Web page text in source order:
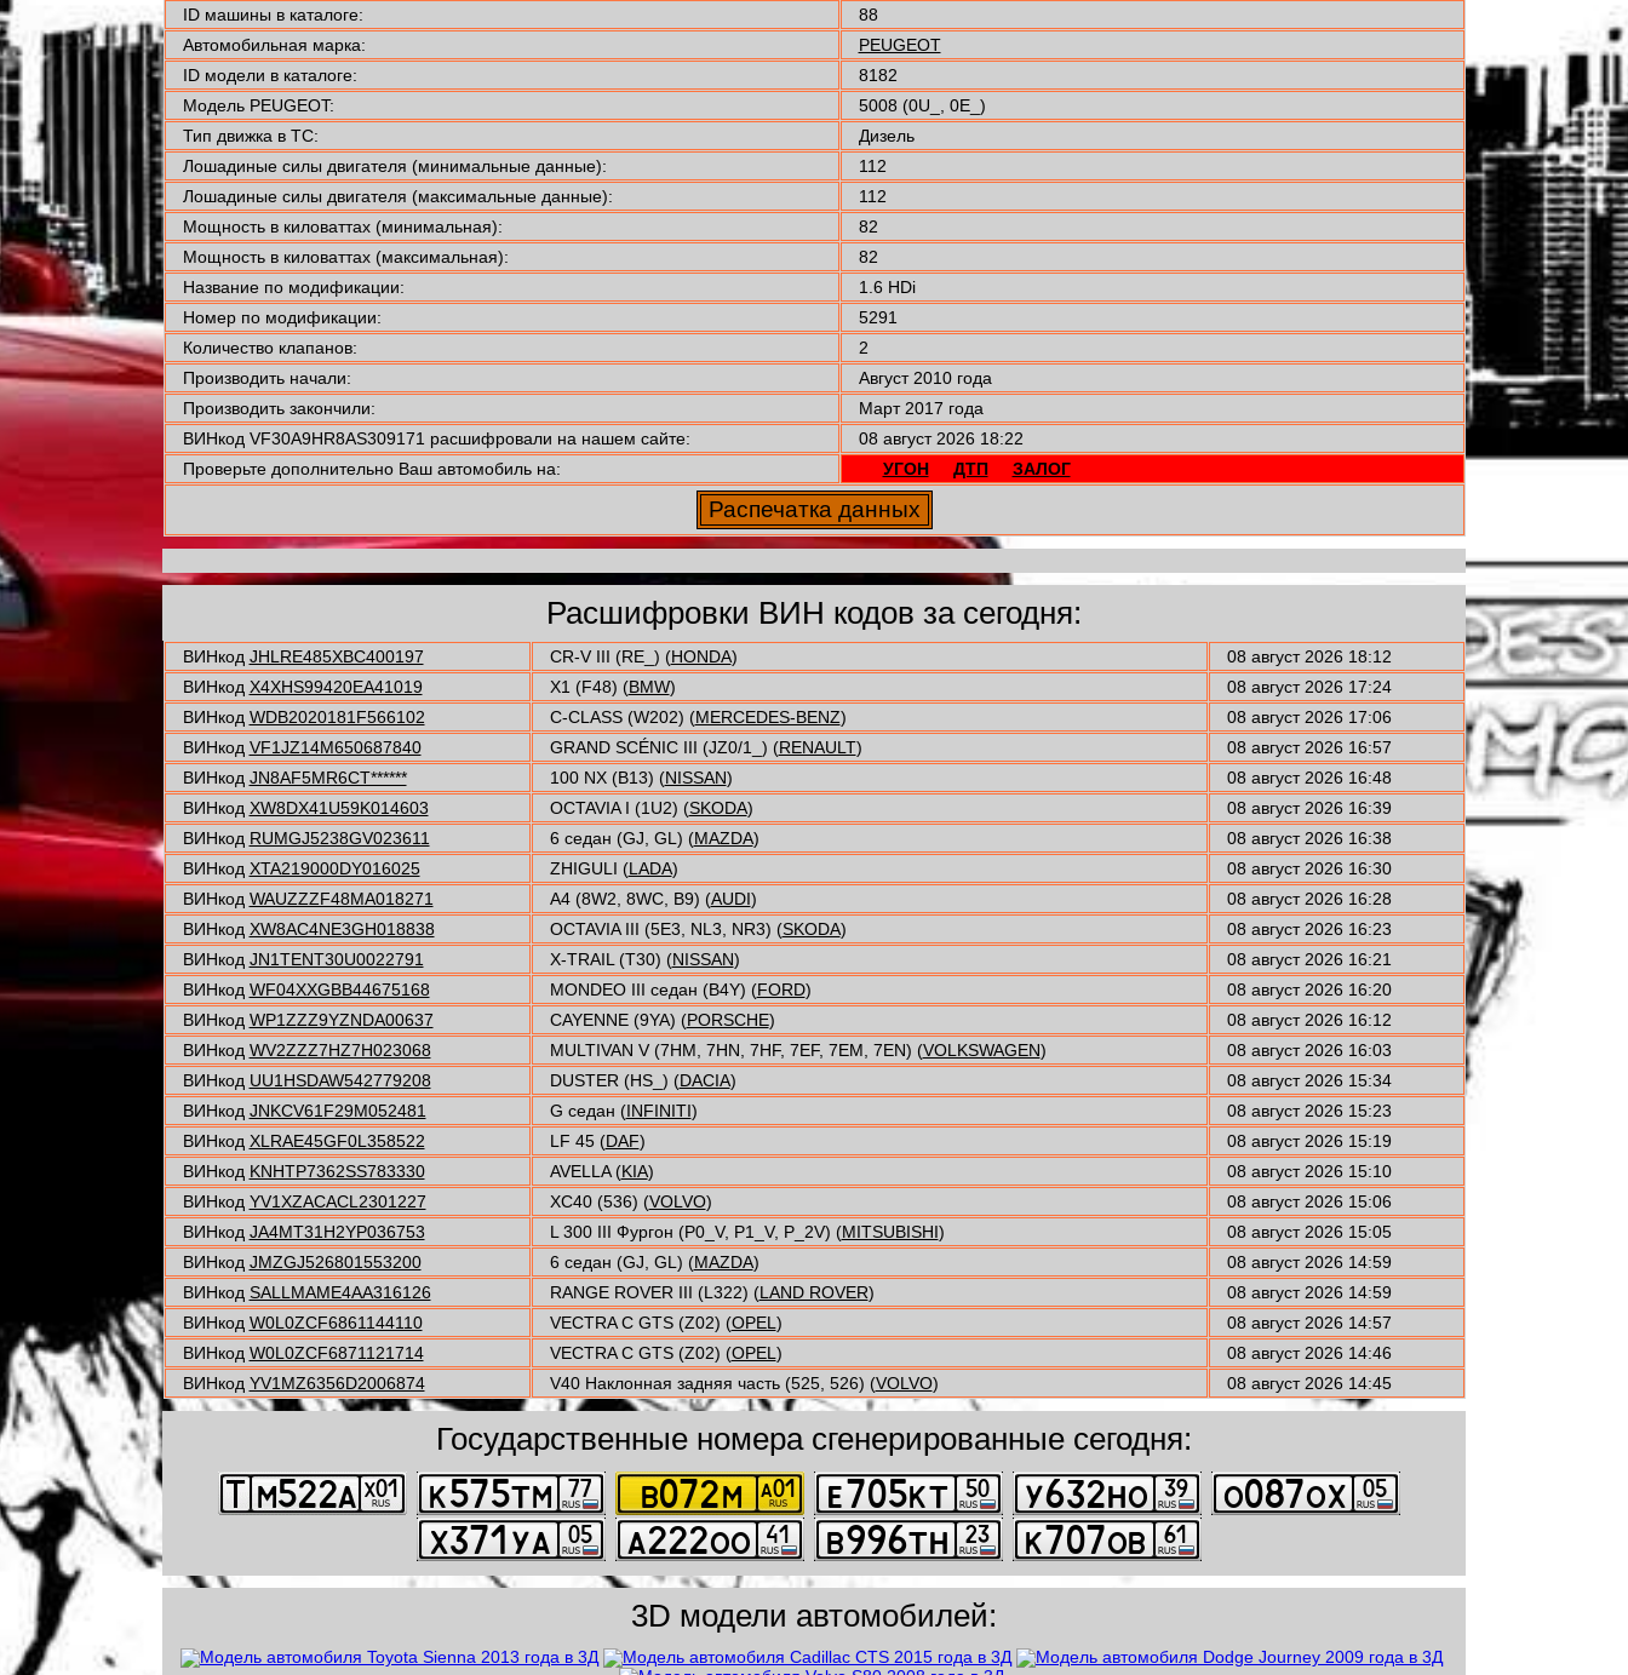
ID машины в каталоге:
88
Автомобильная марка:
PEUGEOT
ID модели в каталоге:
8182
Модель PEUGEOT:
5008 (0U_, 0E_)
Тип движка в ТС:
Дизель
Лошадиные силы двигателя (минимальные данные):
112
Лошадиные силы двигателя (максимальные данные):
112
Мощность в киловаттах (минимальная):
82
Мощность в киловаттах (максимальная):
82
Название по модификации:
1.6 HDi
Номер по модификации:
5291
Количество клапанов:
2
Производить начали:
Август 2010 года
Производить закончили:
Март 2017 года
ВИНкод VF30A9HR8AS309171 расшифровали на нашем сайте:
08 август 2026 18:22
Проверьте дополнительно Ваш автомобиль на:
УГОН ДТП ЗАЛОГ
Расшифровки ВИН кодов за сегодня:
ВИНкод JHLRE485XBC400197 CR-V III (RE_) (HONDA)
08 август 2026 18:12
ВИНкод X4XHS99420EA41019 X1 (F48) (BMW)
08 август 2026 17:24
ВИНкод WDB2020181F566102 C-CLASS (W202) (MERCEDES-BENZ)
08 август 2026 17:06
ВИНкод VF1JZ14M650687840 GRAND SCÉNIC III (JZ0/1_) (RENAULT)
08 август 2026 16:57
ВИНкод JN8AF5MR6CT****** 100 NX (B13) (NISSAN)
08 август 2026 16:48
ВИНкод XW8DX41U59K014603 OCTAVIA I (1U2) (SKODA)
08 август 2026 16:39
ВИНкод RUMGJ5238GV023611 6 седан (GJ, GL) (MAZDA)
08 август 2026 16:38
ВИНкод XTA219000DY016025 ZHIGULI (LADA)
08 август 2026 16:30
ВИНкод WAUZZZF48MA018271 A4 (8W2, 8WC, B9) (AUDI)
08 август 2026 16:28
ВИНкод XW8AC4NE3GH018838 OCTAVIA III (5E3, NL3, NR3) (SKODA)
08 август 2026 16:23
ВИНкод JN1TENT30U0022791 X-TRAIL (T30) (NISSAN)
08 август 2026 16:21
ВИНкод WF04XXGBB44675168 MONDEO III седан (B4Y) (FORD)
08 август 2026 16:20
ВИНкод WP1ZZZ9YZNDA00637 CAYENNE (9YA) (PORSCHE)
08 август 2026 16:12
ВИНкод WV2ZZZ7HZ7H023068 MULTIVAN V (7HM, 7HN, 7HF, 7EF, 7EM, 7EN) (VOLKSWAGEN)
08 август 2026 16:03
ВИНкод UU1HSDAW542779208 DUSTER (HS_) (DACIA)
08 август 2026 15:34
ВИНкод JNKCV61F29M052481 G седан (INFINITI)
08 август 2026 15:23
ВИНкод XLRAE45GF0L358522 LF 45 (DAF)
08 август 2026 15:19
ВИНкод KNHTP7362SS783330 AVELLA (KIA)
08 август 2026 15:10
ВИНкод YV1XZACACL2301227 XC40 (536) (VOLVO)
08 август 2026 15:06
ВИНкод JA4MT31H2YP036753 L 300 III Фургон (P0_V, P1_V, P_2V) (MITSUBISHI)
08 август 2026 15:05
ВИНкод JMZGJ526801553200 6 седан (GJ, GL) (MAZDA)
08 август 2026 14:59
ВИНкод SALLMAME4AA316126 RANGE ROVER III (L322) (LAND ROVER)
08 август 2026 14:59
ВИНкод W0L0ZCF6861144110 VECTRA C GTS (Z02) (OPEL)
08 август 2026 14:57
ВИНкод W0L0ZCF6871121714 VECTRA C GTS (Z02) (OPEL)
08 август 2026 14:46
ВИНкод YV1MZ6356D2006874 V40 Наклонная задняя часть (525, 526) (VOLVO) 08 август 2026 14:45
Государственные номера сгенерированные сегодня:
3D модели автомобилей: